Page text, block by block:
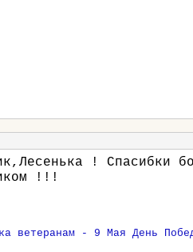
! Спасибки
!!!